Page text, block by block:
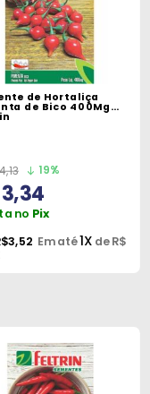
de Hortaliça
de Bico 400Mg
19%
no Pix
Em até1X de R$